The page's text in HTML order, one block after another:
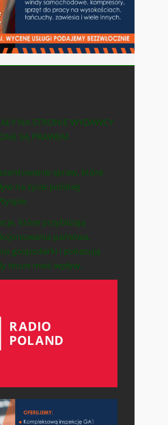
NA STRONIE WYDAWCY
SĄ PRAWEM
spraw, które
na życie polskiej
które przybliżają
państwa,
gospodarki i pokazują
może mieć wpływ.